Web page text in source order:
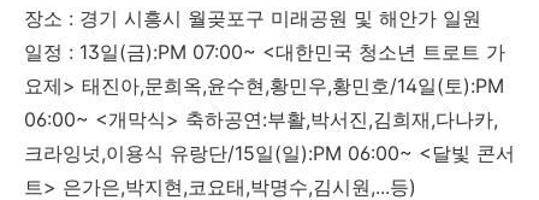
장소 : 경기 시흥시 월곶포구 미래공원 및 해안가 일원
일정 : 13일(금):PM 07:00~ <대한민국 청소년 트로트 가
요제> 태진아,문희옥,윤수현,황민우,황민호/14일(토):PM
06:00~ <개막식> 축하공연:부활,박서진,김희재,다나카,
크라잉넛,이용식 유랑단/15일(일):PM 06:00~ <달빛 콘서
트> 은가은,박지현,코요태,박명수,김시원,...등)